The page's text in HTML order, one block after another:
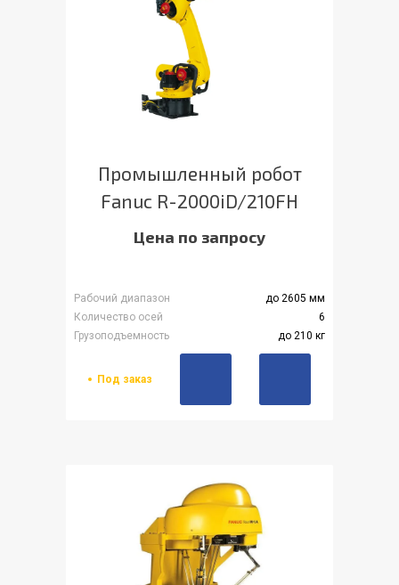
Промышленный робот
Fanuc R-2000iD/210FH
Цена по запросу
Рабочий диапазон
до 2605 мм
Количество осей
6
Грузоподъемность
до 210 кг
Под заказ